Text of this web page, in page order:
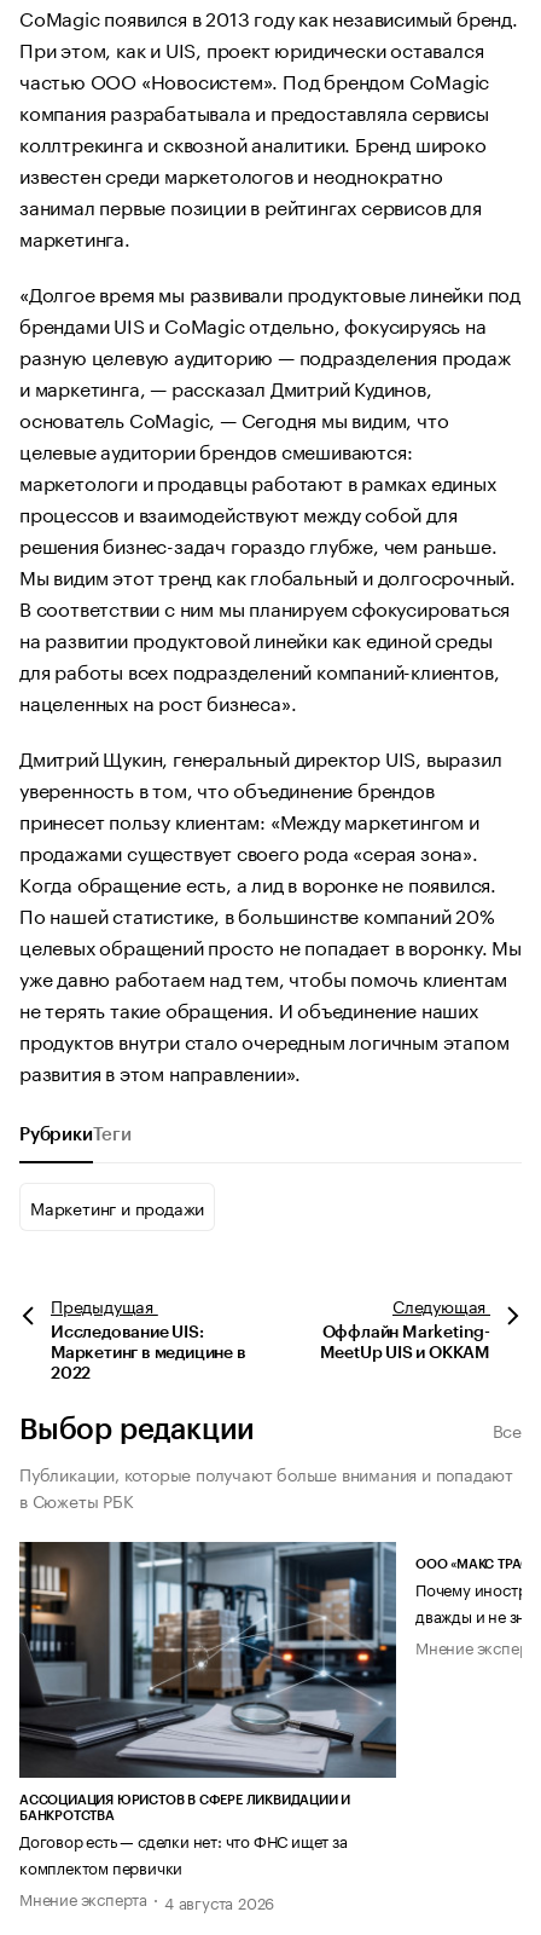
CoMagic появился в 2013 году как независимый бренд.
При этом, как и UIS, проект юридически оставался
частью ООО «Новосистем». Под брендом CoMagic
компания разрабатывала и предоставляла сервисы
коллтрекинга и сквозной аналитики. Бренд широко
известен среди маркетологов и неоднократно
занимал первые позиции в рейтингах сервисов для
маркетинга.
«Долгое время мы развивали продуктовые линейки под
брендами UIS и CoMagic отдельно, фокусируясь на
разную целевую аудиторию — подразделения продаж
и маркетинга, — рассказал Дмитрий Кудинов,
основатель CoMagic, — Сегодня мы видим, что
целевые аудитории брендов смешиваются:
маркетологи и продавцы работают в рамках единых
процессов и взаимодействуют между собой для
решения бизнес-задач гораздо глубже, чем раньше.
Мы видим этот тренд как глобальный и долгосрочный.
В соответствии с ним мы планируем сфокусироваться
на развитии продуктовой линейки как единой среды
для работы всех подразделений компаний-клиентов,
нацеленных на рост бизнеса».
Дмитрий Щукин, генеральный директор UIS, выразил
уверенность в том, что объединение брендов
принесет пользу клиентам: «Между маркетингом и
продажами существует своего рода «серая зона».
Когда обращение есть, а лид в воронке не появился.
По нашей статистике, в большинстве компаний 20%
целевых обращений просто не попадает в воронку. Мы
уже давно работаем над тем, чтобы помочь клиентам
не терять такие обращения. И объединение наших
продуктов внутри стало очередным логичным этапом
развития в этом направлении».
Рубрики Теги
Маркетинг и продажи
Предыдущая
Исследование UIS:
Маркетинг в медицине в
2022
Следующая
Оффлайн Marketing-
MeetUp UIS и OKKAM
Выбор редакции
Все
Публикации, которые получают больше внимания и попадают
в Сюжеты РБК
АССОЦИАЦИЯ ЮРИСТОВ В СФЕРЕ ЛИКВИДАЦИИ И
БАНКРОТСТВА
Договор есть — сделки нет: что ФНС ищет за
комплектом первички
Мнение эксперта
4 августа 2026
ООО «МАКС ТРАСТ»
Почему
дважды и не
Мнение